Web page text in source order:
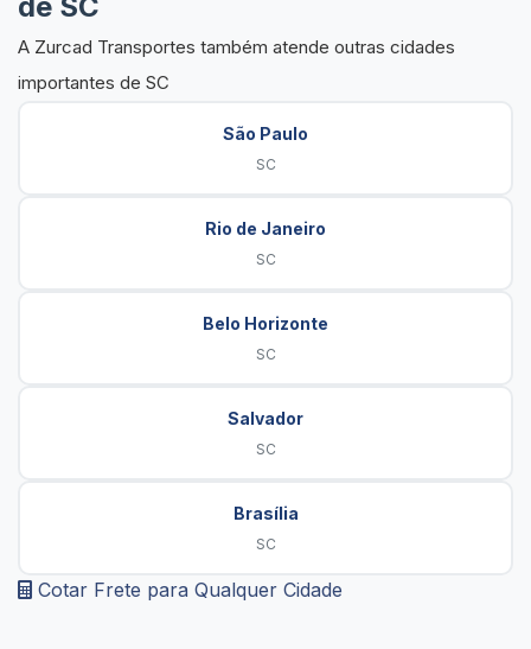
de SC
A Zurcad Transportes também atende outras cidades
importantes de SC
São Paulo
SC
Rio de Janeiro
SC
Belo Horizonte
SC
Salvador
SC
Brasília
SC
Cotar Frete para Qualquer Cidade